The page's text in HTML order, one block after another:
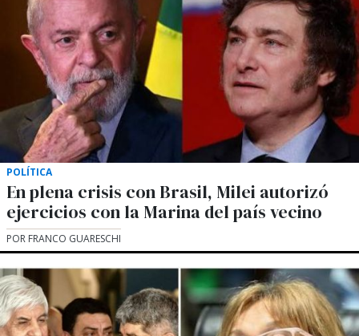
POLÍTICA
En plena crisis con Brasil, Milei autorizó
ejercicios con la Marina del país vecino
POR FRANCO GUARESCHI